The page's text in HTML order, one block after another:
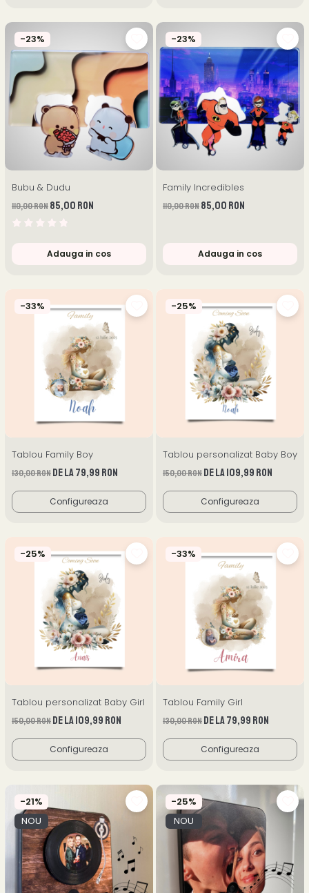
-23%
Bubu & Dudu
110,00 RON85,00 RON
Adauga in cos
-23%
Family Incredibles
110,00 RON85,00 RON
Adauga in cos
-33%
Tablou Family Boy
130,00 RONde la 79,99 RON
Configureaza
-25%
Tablou personalizat Baby Boy
150,00 RONde la 109,99 RON
Configureaza
-25%
Tablou personalizat Baby Girl
150,00 RONde la 109,99 RON
Configureaza
-33%
Tablou Family Girl
130,00 RONde la 79,99 RON
Configureaza
-21%
NOU
-25%
NOU